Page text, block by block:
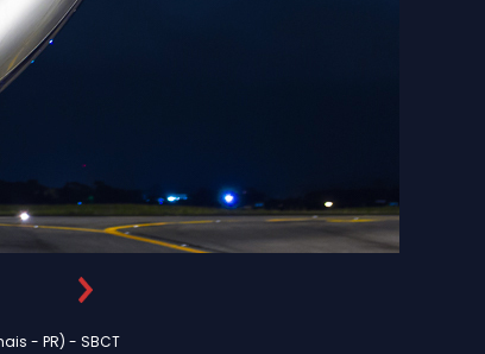
- PR) - SBCT